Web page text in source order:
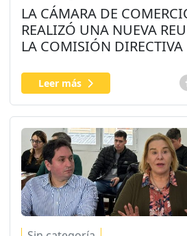
LA CÁMARA DE
REALIZÓ UNA NUEVA
LA COMISIÓN DIRECTIVA
Leer más